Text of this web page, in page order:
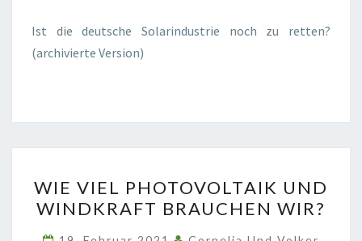
Ist die deutsche Solarindustrie noch zu retten?
(archivierte Version)
VIEL
PHOTOVOLTAIK
UND
WIE VIEL PHOTOVOLTAIK UND
WINDKRAFT BRAUCHEN WIR?